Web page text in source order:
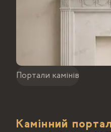
Портали камінів
Камінний